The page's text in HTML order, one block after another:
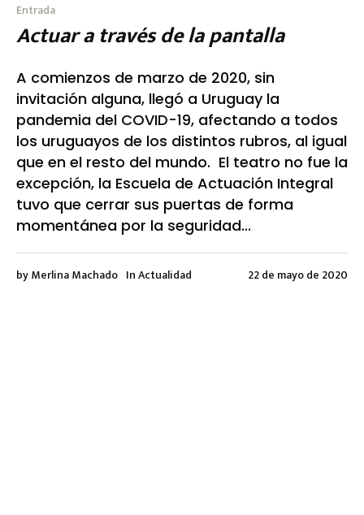
Entrada
Actuar a través de la pantalla
A comienzos de marzo de 2020, sin
invitación alguna, llegó a Uruguay la
pandemia del COVID-19, afectando a todos
los uruguayos de los distintos rubros, al igual
que en el resto del mundo. El teatro no fue la
excepción, la Escuela de Actuación Integral
tuvo que cerrar sus puertas de forma
momentánea por la seguridad...
22 de mayo de 2020
byMerlina Machado InActualidad